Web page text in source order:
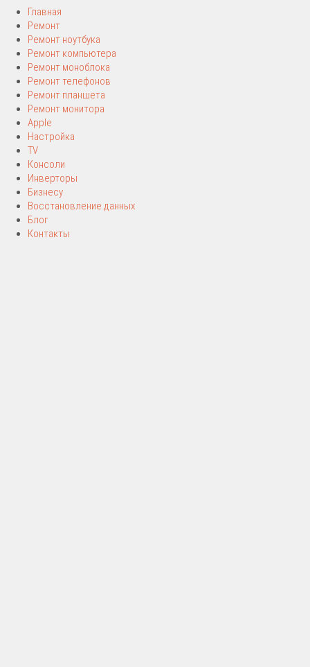
Главная
Ремонт
Ремонт ноутбука
Ремонт компьютера
Ремонт моноблока
Ремонт телефонов
Ремонт планшета
Ремонт монитора
Apple
Настройка
TV
Консоли
Инверторы
Бизнесу
Восстановление данных
Блог
Контакты